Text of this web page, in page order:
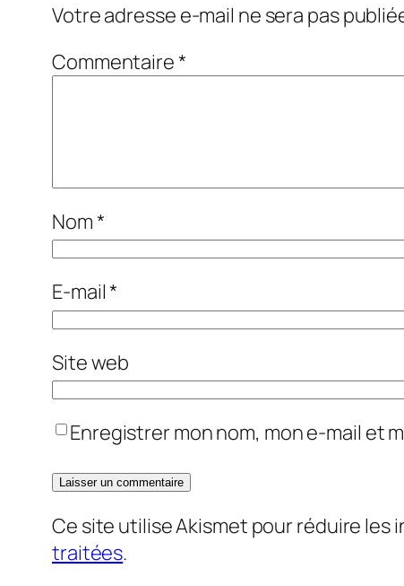
Votre adresse e-mail ne sera pas
Commentaire*
Nom*
E-mail*
Site web
Enregistrer mon nom, mon e-mail et
Ce site utilise Akismet pour réduire les
traitées.